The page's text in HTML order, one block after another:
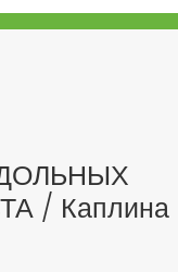
/ Каплина